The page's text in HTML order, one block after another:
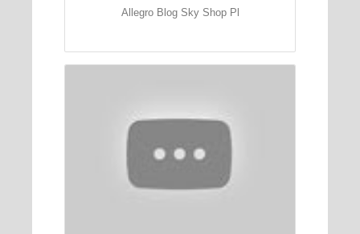
Allegro Blog Sky Shop Pl